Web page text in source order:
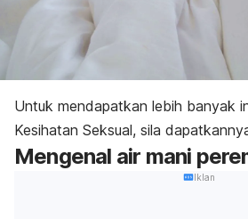
Untuk mendapatkan lebih banyak
Kesihatan Seksual, sila
Mengenal air mani
Iklan